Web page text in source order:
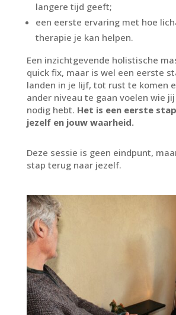
langere tijd geeft;
een eerste ervaring met hoe
therapie je kan helpen.
Een inzichtgevende holistische
quick fix, maar is wel een eerste
landen in je lijf, tot rust te komen
ander niveau te gaan voelen wie
nodig hebt. Het is een eerste
jezelf en jouw waarheid.
Deze sessie is geen eindpunt,
stap terug naar jezelf.